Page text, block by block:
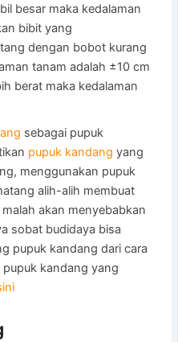
besar maka kedalaman
bibit yang
dengan bobot kurang
tanam adalah ±10 cm
berat maka kedalaman
sebagai pupuk
pupuk kandang yang
menggunakan pupuk
alih-alih membuat
akan menyebabkan
sobat budidaya bisa
pupuk kandang dari cara
kandang yang